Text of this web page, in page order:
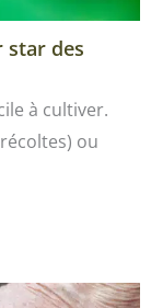
star des
à cultiver.
ou